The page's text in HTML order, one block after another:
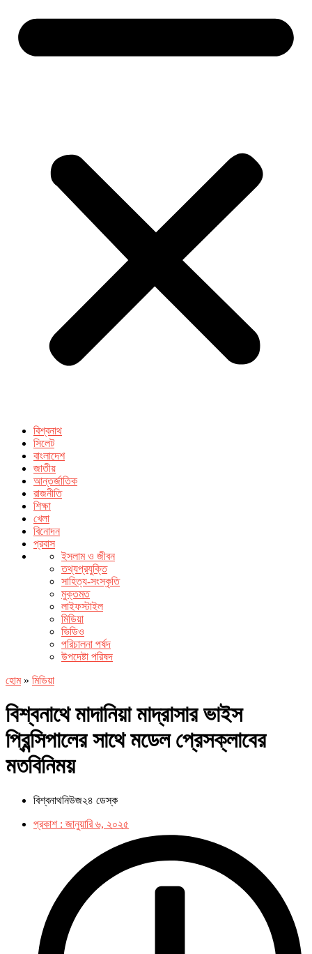
বিশ্বনাথ
সিলেট
বাংলাদেশ
জাতীয়
আন্তর্জাতিক
রাজনীতি
শিক্ষা
খেলা
বিনোদন
প্রবাস
ইসলাম ও জীবন
তথ্যপ্রযুক্তি
সাহিত্য-সংস্কৃতি
মুক্তমত
লাইফস্টাইল
মিডিয়া
ভিডিও
পরিচালনা পর্ষদ
উপদেষ্টা পরিষদ
হোম» মিডিয়া
বিশ্বনাথে মাদানিয়া মাদ্রাসার ভাইস
প্রিন্সিপালের সাথে মডেল প্রেসক্লাবের
মতবিনিময়
বিশ্বনাথনিউজ২৪ ডেস্ক
প্রকাশ : জানুয়ারি ৬, ২০২৫